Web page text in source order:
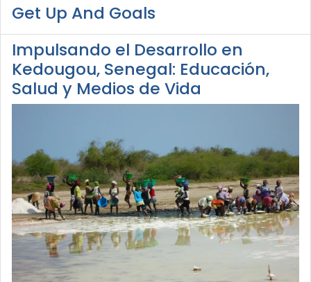
Get Up And Goals
Impulsando el Desarrollo en
Kedougou, Senegal: Educación,
Salud y Medios de Vida